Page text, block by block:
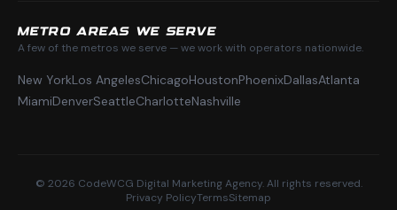
METRO AREAS WE SERVE
A few of the metros we serve — we work with operators nationwide.
New YorkLos AngelesChicagoHoustonPhoenixDallasAtlanta
MiamiDenverSeattleCharlotteNashville
© 2026 CodeWCG Digital Marketing Agency. All rights reserved.
Privacy PolicyTermsSitemap